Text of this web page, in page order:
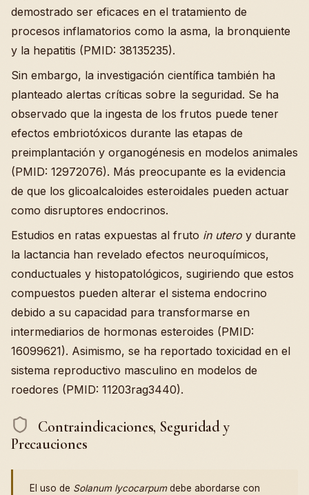
demostrado ser eficaces en el tratamiento de
procesos inflamatorios como la asma, la bronquiente
y la hepatitis (PMID: 38135235).
Sin embargo, la investigación científica también ha
planteado alertas críticas sobre la seguridad. Se ha
observado que la ingesta de los frutos puede tener
efectos embriotóxicos durante las etapas de
preimplantación y organogénesis en modelos animales
(PMID: 12972076). Más preocupante es la evidencia
de que los glicoalcaloides esteroidales pueden actuar
como disruptores endocrinos.
Estudios en ratas expuestas al fruto in utero y durante
la lactancia han revelado efectos neuroquímicos,
conductuales y histopatológicos, sugiriendo que estos
compuestos pueden alterar el sistema endocrino
debido a su capacidad para transformarse en
intermediarios de hormonas esteroides (PMID:
16099621). Asimismo, se ha reportado toxicidad en el
sistema reproductivo masculino en modelos de
roedores (PMID: 11203rag3440).
Contraindicaciones, Seguridad y
Precauciones
El uso de Solanum lycocarpumdebe abordarse con